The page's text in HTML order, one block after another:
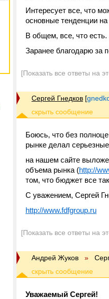
Интересует все, что
основные тенденции на
В общем, все, что есть.
Заранее благодарю за
[Показать все ответы на
Сергей Гнедков [
Боюсь, что без
рынке делал
на нашем сайте
объема рынка (http://
том, что бюджет все
С уважением, Сергей
http://www.fdfgroup.ru
[Показать все ответы на
Андрей Жуков »
Уважаемый Сергей!